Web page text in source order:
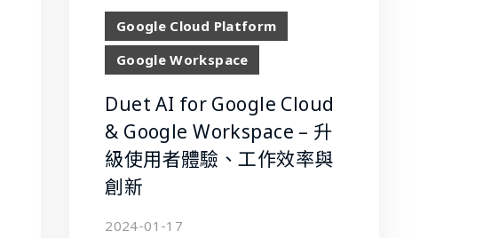
Google Cloud Platform
Google Workspace
Duet AI for Google Cloud
& Google Workspace – 升
級使用者體驗、工作效率與
創新
2024-01-17